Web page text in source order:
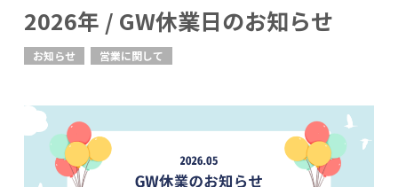
2026年 / GW休業日のお知らせ
お知らせ 営業に関して